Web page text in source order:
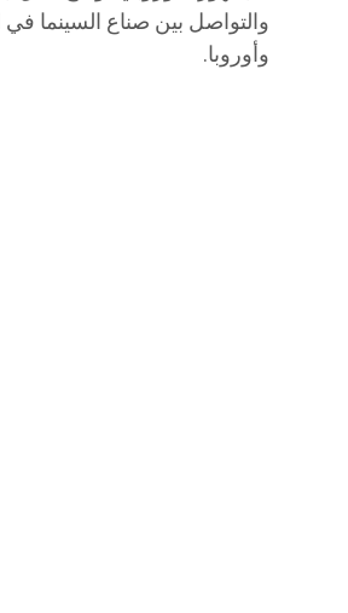
والتواصل بين صناع السينما في
وأوروبا.